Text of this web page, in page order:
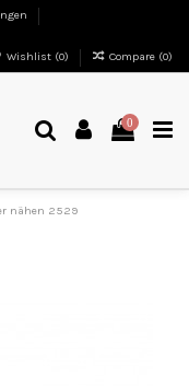
Wishlist (0) Compare (0)
0
nähen 2529